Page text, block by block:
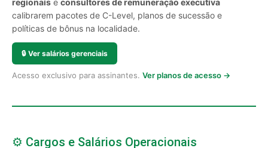
regionais e consultores de remuneração executiva
calibrarem pacotes de C-Level, planos de sucessão e
políticas de bônus na localidade.
🔒 Ver salários gerenciais
Acesso exclusivo para assinantes. Ver planos de acesso →
⚙️ Cargos e Salários Operacionais